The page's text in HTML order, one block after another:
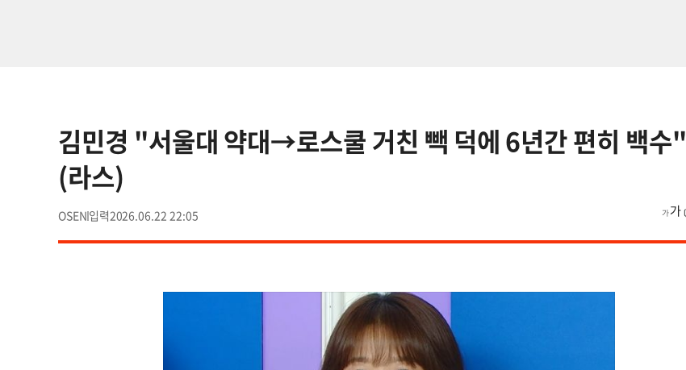
김민경 "서울대 약대→로스쿨 거친 빽 덕에 6년간 편히 백수"
(라스)
OSEN 2026.06.22 22:05